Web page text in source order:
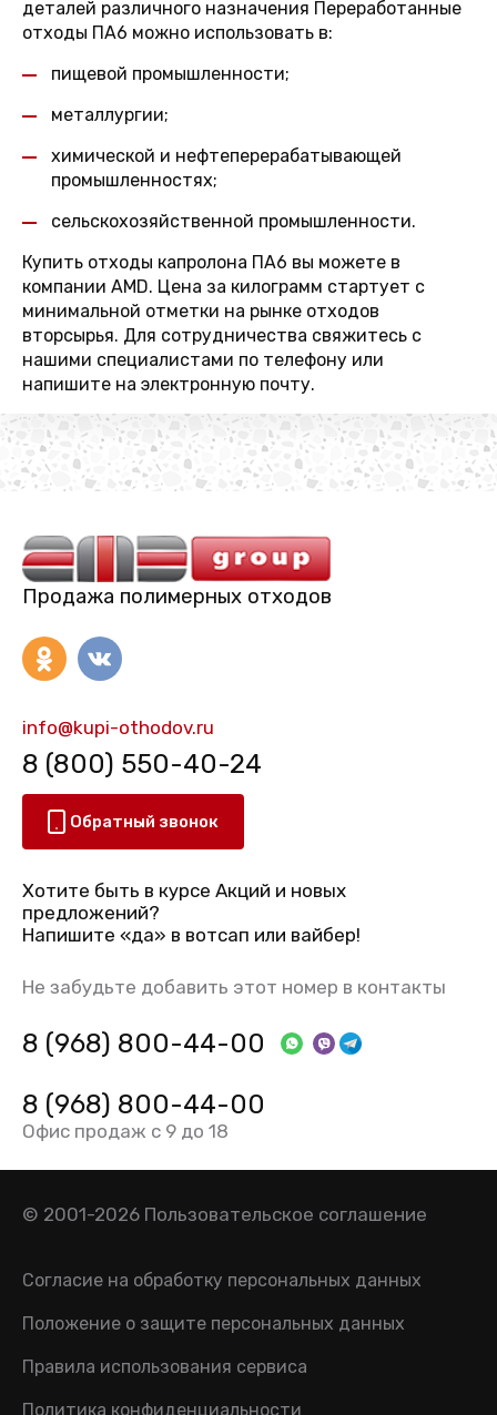
деталей различного назначения Переработанные
отходы ПА6 можно использовать в:
пищевой промышленности;
металлургии;
химической и нефтеперерабатывающей
промышленностях;
сельскохозяйственной промышленности.
Купить отходы капролона ПА6 вы можете в
компании AMD. Цена за килограмм стартует с
минимальной отметки на рынке отходов
вторсырья. Для сотрудничества свяжитесь с
нашими специалистами по телефону или
напишите на электронную почту.
Продажа полимерных отходов
info@kupi-othodov.ru
8 (800) 550-40-24
Обратный звонок
Хотите быть в курсе Акций и новых
предложений?
Напишите «да» в вотсап или вайбер!
Не забудьте добавить этот номер в контакты
8 (968) 800-44-00
8 (968) 800-44-00
Офис продаж с 9 до 18
© 2001-2026 Пользовательское соглашение
Согласие на обработку персональных данных
Положение о защите персональных данных
Правила использования сервиса
Политика конфиденциальности